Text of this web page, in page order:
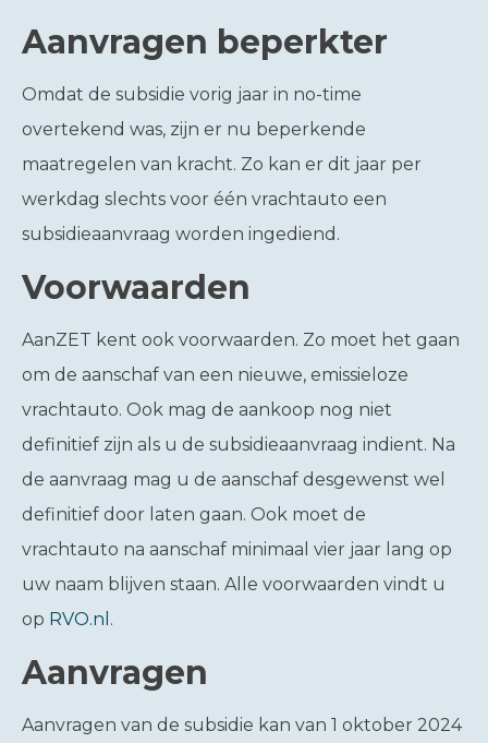
Aanvragen beperkter
Omdat de subsidie vorig jaar in no-time
overtekend was, zijn er nu beperkende
maatregelen van kracht. Zo kan er dit jaar per
werkdag slechts voor één vrachtauto een
subsidieaanvraag worden ingediend.
Voorwaarden
AanZET kent ook voorwaarden. Zo moet het gaan
om de aanschaf van een nieuwe, emissieloze
vrachtauto. Ook mag de aankoop nog niet
definitief zijn als u de subsidieaanvraag indient. Na
de aanvraag mag u de aanschaf desgewenst wel
definitief door laten gaan. Ook moet de
vrachtauto na aanschaf minimaal vier jaar lang op
uw naam blijven staan. Alle voorwaarden vindt u
op RVO.nl .
Aanvragen
Aanvragen van de subsidie kan van 1 oktober 2024